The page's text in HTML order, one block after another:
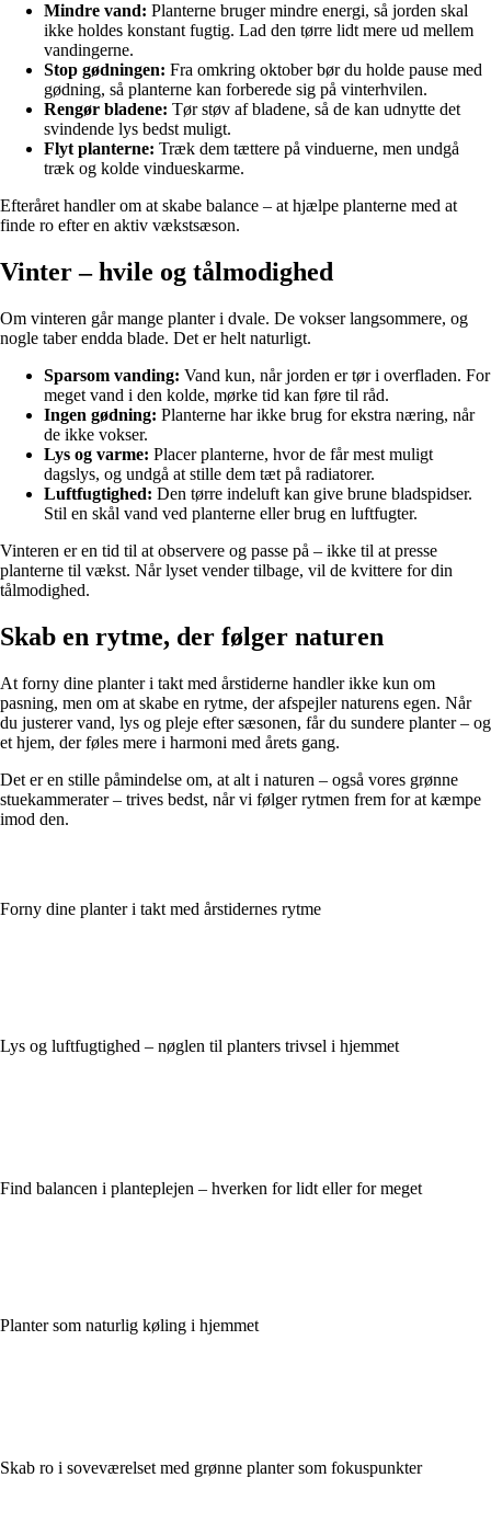
Mindre vand: Planterne bruger mindre energi, så jorden skal
ikke holdes konstant fugtig. Lad den tørre lidt mere ud mellem
vandingerne.
Stop gødningen: Fra omkring oktober bør du holde pause med
gødning, så planterne kan forberede sig på vinterhvilen.
Rengør bladene: Tør støv af bladene, så de kan udnytte det
svindende lys bedst muligt.
Flyt planterne: Træk dem tættere på vinduerne, men undgå
træk og kolde vindueskarme.
Efteråret handler om at skabe balance – at hjælpe planterne med at
finde ro efter en aktiv vækstsæson.
Vinter – hvile og tålmodighed
Om vinteren går mange planter i dvale. De vokser langsommere, og
nogle taber endda blade. Det er helt naturligt.
Sparsom vanding: Vand kun, når jorden er tør i overfladen. For
meget vand i den kolde, mørke tid kan føre til råd.
Ingen gødning: Planterne har ikke brug for ekstra næring, når
de ikke vokser.
Lys og varme: Placer planterne, hvor de får mest muligt
dagslys, og undgå at stille dem tæt på radiatorer.
Luftfugtighed: Den tørre indeluft kan give brune bladspidser.
Stil en skål vand ved planterne eller brug en luftfugter.
Vinteren er en tid til at observere og passe på – ikke til at presse
planterne til vækst. Når lyset vender tilbage, vil de kvittere for din
tålmodighed.
Skab en rytme, der følger naturen
At forny dine planter i takt med årstiderne handler ikke kun om
pasning, men om at skabe en rytme, der afspejler naturens egen. Når
du justerer vand, lys og pleje efter sæsonen, får du sundere planter – og
et hjem, der føles mere i harmoni med årets gang.
Det er en stille påmindelse om, at alt i naturen – også vores grønne
stuekammerater – trives bedst, når vi følger rytmen frem for at kæmpe
imod den.
Forny dine planter i takt med årstidernes rytme
Lys og luftfugtighed – nøglen til planters trivsel i hjemmet
Find balancen i planteplejen – hverken for lidt eller for meget
Planter som naturlig køling i hjemmet
Skab ro i soveværelset med grønne planter som fokuspunkter